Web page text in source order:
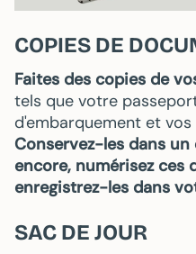
COPIES DE
Faites des copies de
tels que votre
d'embarquement et
Conservez-les dans
encore, numérisez ces
enregistrez-les dans
SAC DE JOUR